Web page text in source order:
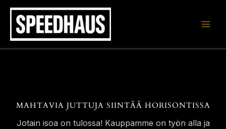
Siirry
sisältöön
MAHTAVIA JUTTUJA SIINTÄÄ HORISONTISSA
Jotain isoa on tulossa! Kauppamme on työn alla ja